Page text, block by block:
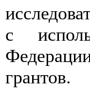
с
грантов.